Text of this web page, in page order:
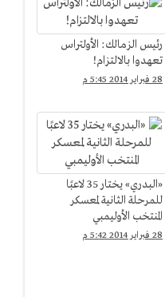
رئيس الزمالك: الأولتراس
تعهدوا بالالتزام!
28 فبراير 2014 5:45 م
«البدري» يختار 35 لاعبًا
للمرحلة الثانية لمعسكر
المنتخب الأوليمبي
28 فبراير 2014 5:42 م